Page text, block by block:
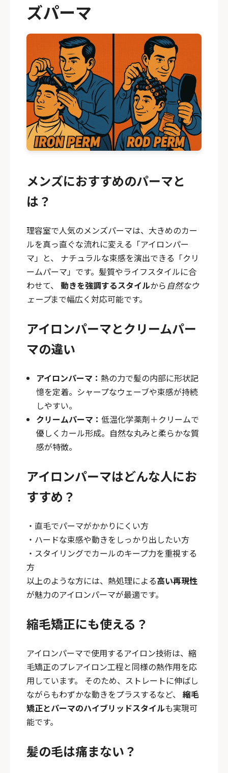
ズパーマ
メンズにおすすめのパーマと
は？
理容室で人気のメンズパーマは、大きめのカー
ルを真っ直ぐな流れに変える「アイロンパー
マ」と、 ナチュラルな束感を演出できる「クリ
ームパーマ」です。髪質やライフスタイルに合
わせて、 動きを強調するスタイルから 自然なウ
ェーブまで幅広く対応可能です。
アイロンパーマとクリームパー
マの違い
アイロンパーマ：熱の力で髪の内部に形状記
憶を定着。シャープなウェーブや束感が持続
しやすい。
クリームパーマ：低温化学薬剤＋クリームで
優しくカール形成。自然な丸みと柔らかな質
感が特徴。
アイロンパーマはどんな人にお
すすめ？
・直毛でパーマがかかりにくい方
・ハードな束感や動きをしっかり出したい方
・スタイリングでカールのキープ力を重視する
方
以上のような方には、熱処理による高い再現性
が魅力のアイロンパーマが最適です。
縮毛矯正にも使える？
アイロンパーマで使用するアイロン技術は、縮
毛矯正のプレアイロン工程と同様の熱作用を応
用しています。 そのため、ストレートに伸ばし
ながらもわずかな動きをプラスするなど、 縮毛
矯正とパーマのハイブリッドスタイルも実現可
能です。
髪の毛は痛まない？